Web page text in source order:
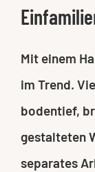
Mit einem
im Trend.
bodentief,
gestalteten
separates